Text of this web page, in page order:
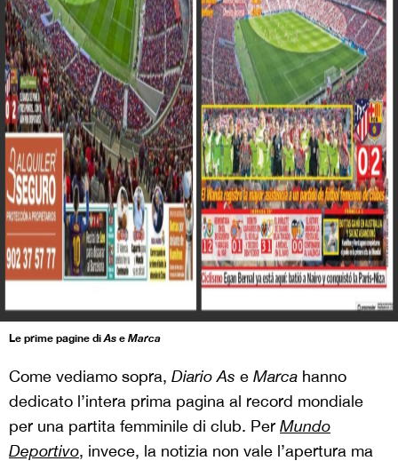
Le prime pagine diAs e Marca
Come vediamo sopra, Diario As e Marca hanno
dedicato l’intera prima pagina al record mondiale
per una partita femminile di club. Per Mundo
Deportivo, invece, la notizia non vale l’apertura ma